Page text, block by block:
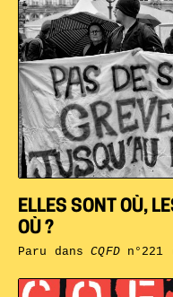
ELLES SONT OÙ,
OÙ ?
Paru dansCQFDn°221